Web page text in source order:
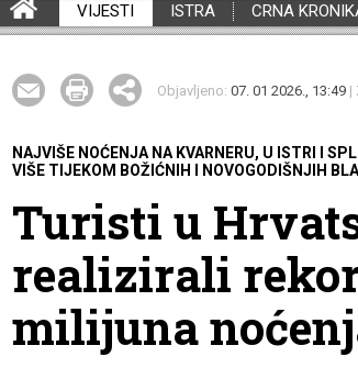
VIJESTI ISTRA CRNA
Objavljeno: 07. 01 2026., 13:49 |
NAJVIŠE NOĆENJA NA KVARNERU, U ISTRI I
VIŠE TIJEKOM BOŽIĆNIH I NOVOGODIŠNJIH
Turisti u
realizirali
milijuna